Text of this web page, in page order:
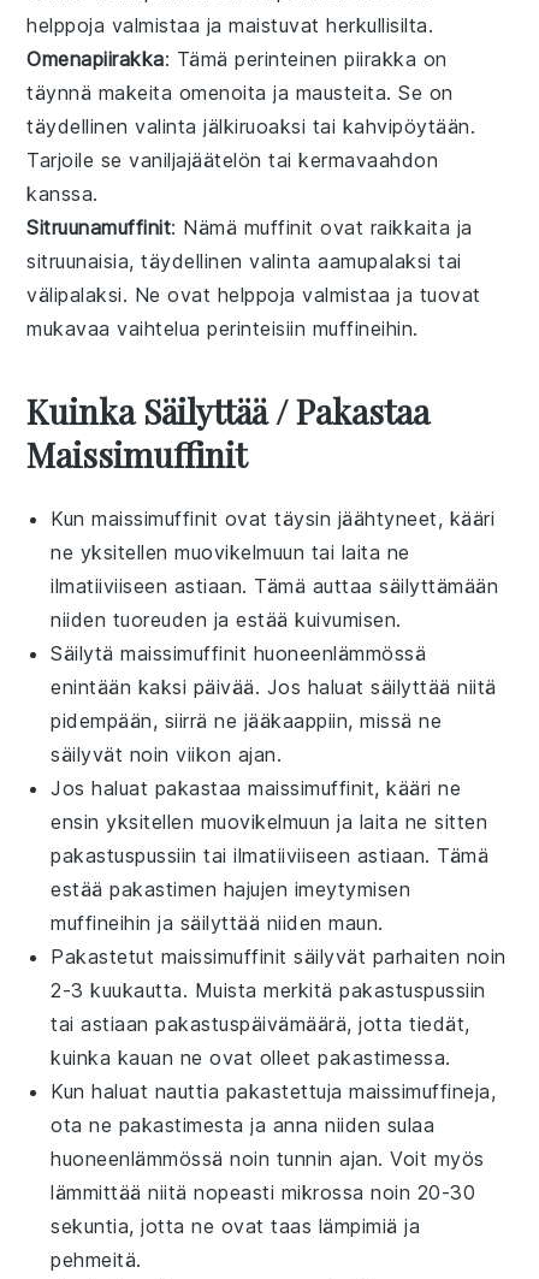
helppoja valmistaa ja maistuvat herkullisilta.
Omenapiirakka: Tämä perinteinenpiirakka on
täynnä makeita omenoita ja mausteita. Se on
täydellinen valintajälkiruoaksi tai kahvipöytään.
Tarjoile sevaniljajäätelön taikermavaahdon
kanssa.
Sitruunamuffinit: Nämä muffinit ovat raikkaita ja
sitruunaisia, täydellinen valintaaamupalaksi tai
välipalaksi. Ne ovat helppoja valmistaa ja tuovat
mukavaa vaihtelua perinteisiin muffineihin.
Kuinka Säilyttää / Pakastaa
Maissimuffinit
Kunmaissimuffinit ovat täysin jäähtyneet, kääri
ne yksitellen muovikelmuun tai laita ne
ilmatiiviiseen astiaan. Tämä auttaa säilyttämään
niiden tuoreuden ja estää kuivumisen.
Säilytämaissimuffinit huoneenlämmössä
enintään kaksi päivää. Jos haluat säilyttää niitä
pidempään, siirrä ne jääkaappiin, missä ne
säilyvät noin viikon ajan.
Jos haluat pakastaamaissimuffinit, kääri ne
ensin yksitellen muovikelmuun ja laita ne sitten
pakastuspussiin tai ilmatiiviiseen astiaan. Tämä
estää pakastimen hajujen imeytymisen
muffineihin ja säilyttää niiden maun.
Pakastetut maissimuffinit säilyvät parhaiten noin
2-3 kuukautta. Muista merkitä pakastuspussiin
tai astiaan pakastuspäivämäärä, jotta tiedät,
kuinka kauan ne ovat olleet pakastimessa.
Kun haluat nauttia pakastettujamaissimuffineja,
ota ne pakastimesta ja anna niiden sulaa
huoneenlämmössä noin tunnin ajan. Voit myös
lämmittää niitä nopeasti mikrossa noin 20-30
sekuntia, jotta ne ovat taas lämpimiä ja
pehmeitä.